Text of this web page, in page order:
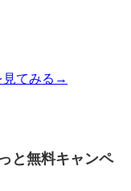
見てみる→
と無料キャンペ